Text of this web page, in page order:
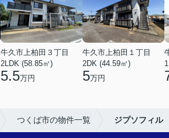
牛久市上柏田３丁目
2LDK (58.85㎡)
5.5万円
牛久市上柏田１丁目
2DK (44.59㎡)
5万円
つくば市の物件一覧 ジプソフィル